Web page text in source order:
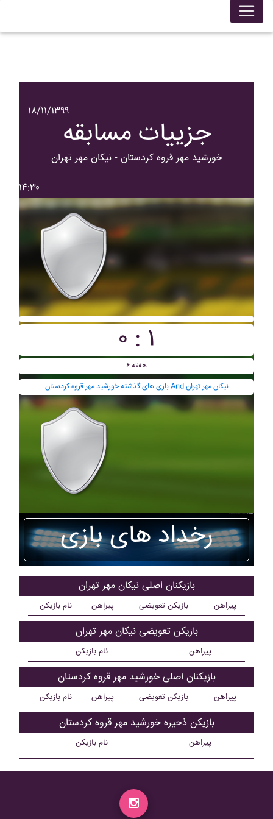
۱۸/۱۱/۱۳۹۹
جزییات مسابقه
خورشيد مهر قروه کردستان - نيکان مهر تهران
۱۴:۳۰
۰ : ۱
هفته ۶
بازی های گذشته خورشيد مهر قروه کردستان And نيکان مهر تهران
رخداد های بازی
بازیکنان اصلی نيکان مهر تهران
نام بازیکن پیراهن بازیکن تعویضی پیراهن
بازیکن تعویضی نيکان مهر تهران
نام بازیکن پیراهن
بازیکنان اصلی خورشيد مهر قروه کردستان
نام بازیکن پیراهن بازیکن تعویضی پیراهن
بازیکن ذحیره خورشيد مهر قروه کردستان
نام بازیکن پیراهن